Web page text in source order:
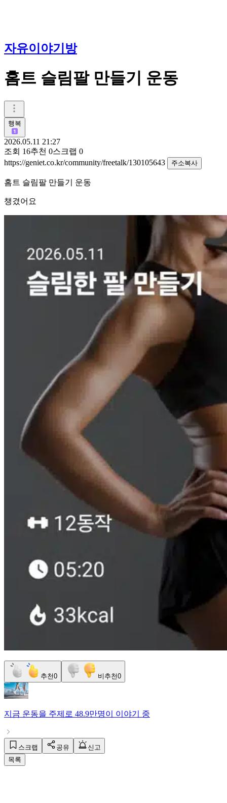
자유이야기방
홈트 슬림팔 만들기 운동
행복
2026.05.11 21:27
조회 16추천 0스크랩 0
https://geniet.co.kr/community/freetalk/130105643
주소복사
홈트 슬림팔 만들기 운동
챙겼어요
추천0 비추천0
지금 운동을 주제로 48.9만명이 이야기 중
스크랩 공유
신고
목록